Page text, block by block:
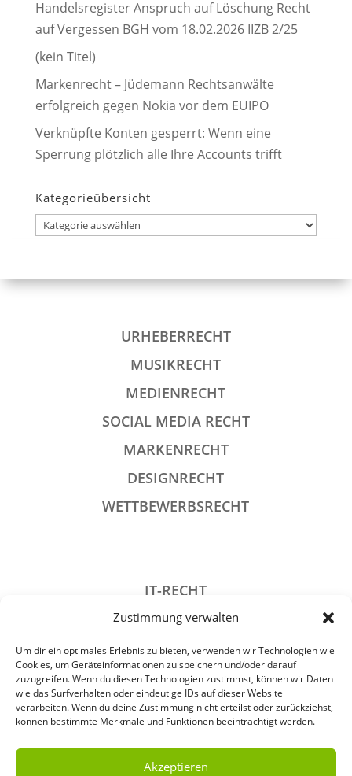
Zustimmung verwalten
Um dir ein optimales Erlebnis zu bieten, verwenden wir Technologien wie
Cookies, um Geräteinformationen zu speichern und/oder darauf
zuzugreifen. Wenn du diesen Technologien zustimmst, können wir Daten
wie das Surfverhalten oder eindeutige IDs auf dieser Website
verarbeiten. Wenn du deine Zustimmung nicht erteilst oder zurückziehst,
können bestimmte Merkmale und Funktionen beeinträchtigt werden.
Akzeptieren
Handelsregister Anspruch auf Löschung Recht
auf Vergessen BGH vom 18.02.2026 IIZB 2/25
(kein Titel)
Markenrecht – Jüdemann Rechtsanwälte
erfolgreich gegen Nokia vor dem EUIPO
Verknüpfte Konten gesperrt: Wenn eine
Sperrung plötzlich alle Ihre Accounts trifft
Kategorieübersicht
Kategorieübersicht
URHEBERRECHT
MUSIKRECHT
MEDIENRECHT
SOCIAL MEDIA RECHT
MARKENRECHT
DESIGNRECHT
WETTBEWERBSRECHT
IT-RECHT
DATENSCHUTZRECHT
STRAFRECHT
GESELLSCHAFTSRECHT
VERANSTALTUNGSRECHT